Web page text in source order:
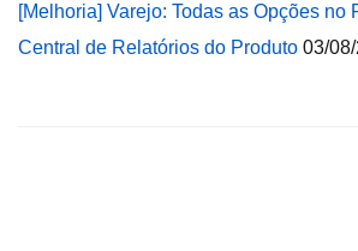
[Melhoria] Varejo: Todas as Opções no
Central de Relatórios do Produto 03/